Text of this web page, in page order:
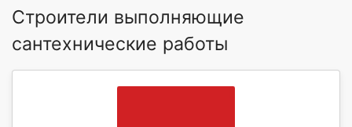
Строители выполняющие
сантехнические работы